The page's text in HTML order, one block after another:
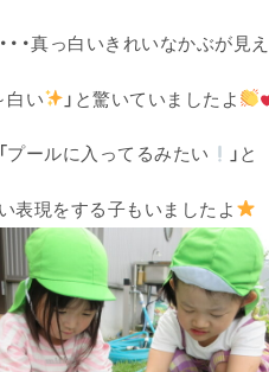
・・真っ白いきれいなかぶが見
白い 」と驚いていましたよ
プールに入ってるみたい 」と
表現をする子もいましたよ